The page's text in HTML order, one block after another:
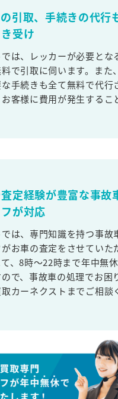
引取、手続きの代行
受け
は、レッカーが必要とな
で引取に伺います。また
手続きも全て無料で代行
客様に費用が発生するこ
定経験が豊富な事故
が対応
は、専門知識を持つ事故
お車の査定をさせていた
、8時～22時まで年中無
で、事故車の処理でお困
カーネクストまでご相談